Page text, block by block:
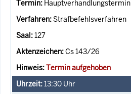
Hauptverhandlungstermin
Strafbefehlsverfahren
127
Cs 143/26
Termin aufgehoben
13:30 Uhr